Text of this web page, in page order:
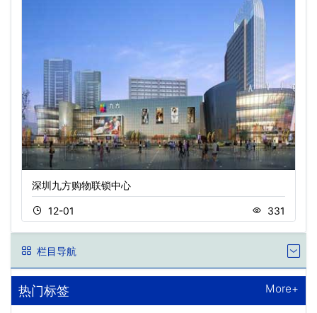
深圳九方购物联锁中心
12-01 331
栏目导航
热门标签 More+